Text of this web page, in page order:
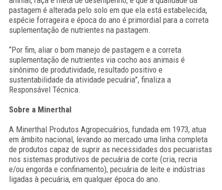
pastagem é alterada pelo solo em que ela está estabelecida,
espécie forrageira e época do ano é primordial para a correta
suplementação de nutrientes na pastagem.
“Por fim, aliar o bom manejo de pastagem e a correta
suplementação de nutrientes via cocho aos animais é
sinônimo de produtividade, resultado positivo e
sustentabilidade da atividade pecuária”, finaliza a
Responsável Técnica.
Sobre a Minerthal
A Minerthal Produtos Agropecuários, fundada em 1973, atua
em âmbito nacional, levando ao mercado uma linha completa
de produtos capaz de suprir as necessidades dos pecuaristas
nos sistemas produtivos de pecuária de corte (cria, recria
e/ou engorda e confinamento), pecuária de leite e indústrias
ligadas à pecuária, em qualquer época do ano.